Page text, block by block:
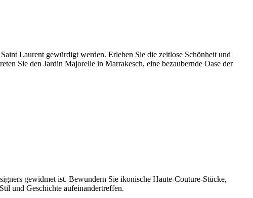
Laurent gewürdigt werden. Erleben Sie die zeitlose Schönheit und
Sie den Jardin Majorelle in Marrakesch, eine bezaubernde Oase der
gewidmet ist. Bewundern Sie ikonische Haute-Couture-Stücke,
und Geschichte aufeinandertreffen.